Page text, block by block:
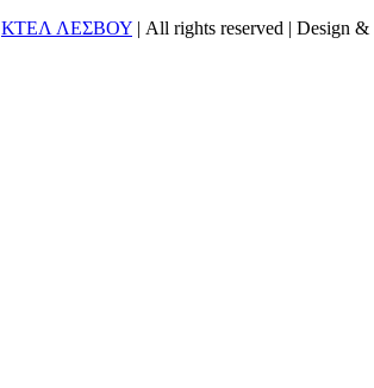
ΚΤΕΛ ΛΕΣΒΟΥ | All rights reserved | Design &